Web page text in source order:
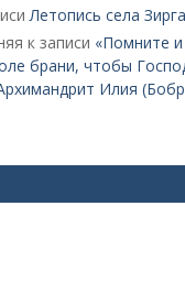
Летопись села
к записи «Помните
брани, чтобы
Илия